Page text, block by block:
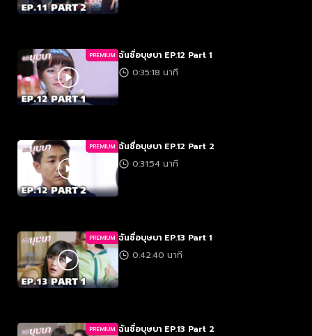
PREMIUM ฉันชื่อบุษบา EP.12 Part 1
0:35:18 นาที
PREMIUM ฉันชื่อบุษบา EP.12 Part 2
0:31:54 นาที
PREMIUM ฉันชื่อบุษบา EP.13 Part 1
0:42:40 นาที
PREMIUM ฉันชื่อบุษบา EP.13 Part 2